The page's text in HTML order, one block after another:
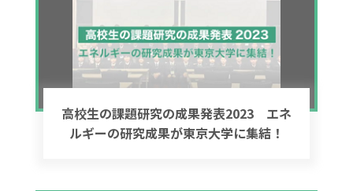
高校生の課題研究の成果発表2023 エネ
ルギーの研究成果が東京大学に集結！